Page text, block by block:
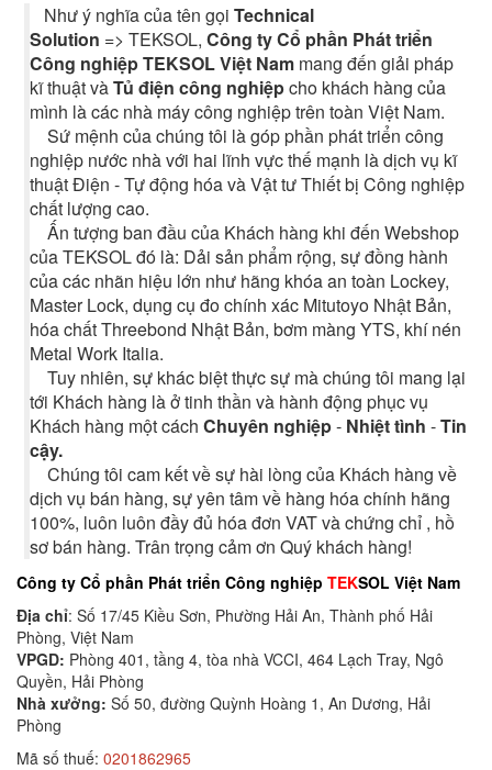
Như ý nghĩa của tên gọiTechnical
Solution => TEKSOL,Công ty Cổ phần Phát triển
Công nghiệp TEKSOL Việt Nam mang đến giải pháp
kĩ thuật vàTủ điện công nghiệpcho khách hàng của
mình là các nhà máy công nghiệp trên toàn Việt Nam.
Sứ mệnh của chúng tôi là góp phần phát triển công
nghiệp nước nhà với hai lĩnh vực thế mạnh là dịch vụ kĩ
thuật Điện - Tự động hóa và Vật tư Thiết bị Công nghiệp
chất lượng cao.
Ấn tượng ban đầu của Khách hàng khi đến Webshop
của TEKSOL đó là: Dải sản phẩm rộng, sự đồng hành
của các nhãn hiệu lớn như hãng khóa an toàn Lockey,
Master Lock, dụng cụ đo chính xác Mitutoyo Nhật Bản,
hóa chất Threebond Nhật Bản, bơm màng YTS, khí nén
Metal Work Italia.
Tuy nhiên, sự khác biệt thực sự mà chúng tôi mang lại
tới Khách hàng là ở tinh thần và hành động phục vụ
Khách hàng một cáchChuyên nghiệp- Nhiệt tình -Tin
cậy.
Chúng tôi cam kết về sự hài lòng của Khách hàng về
dịch vụ bán hàng, sự yên tâm về hàng hóa chính hãng
100%, luôn luôn đầy đủ hóa đơn VAT và chứng chỉ , hồ
sơ bán hàng. Trân trọng cảm ơn Quý khách hàng!
Công ty Cổ phần Phát triển Công nghiệp TEKSOL Việt Nam
Địa chỉ: Số 17/45 Kiều Sơn, Phường Hải An, Thành phố Hải
Phòng, Việt Nam
VPGD: Phòng 401, tầng 4, tòa nhà VCCI, 464 Lạch Tray, Ngô
Quyền, Hải Phòng
Nhà xưởng: Số 50, đường Quỳnh Hoàng 1, An Dương, Hải
Phòng
Mã số thuế: 0201862965